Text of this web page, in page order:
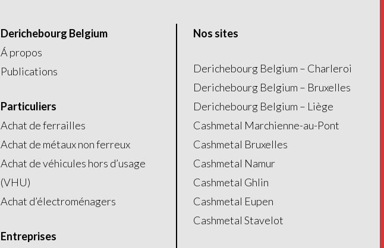
Derichebourg Belgium
Á propos
Publications
Particuliers
Achat de ferrailles
Achat de métaux non ferreux
Achat de véhicules hors d’usage
(VHU)
Achat d’électroménagers
Entreprises
Nos sites
Derichebourg Belgium – Charleroi
Derichebourg Belgium – Bruxelles
Derichebourg Belgium – Liège
Cashmetal Marchienne-au-Pont
Cashmetal Bruxelles
Cashmetal Namur
Cashmetal Ghlin
Cashmetal Eupen
Cashmetal Stavelot